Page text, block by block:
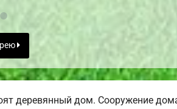
деревянный дом. Сооружение